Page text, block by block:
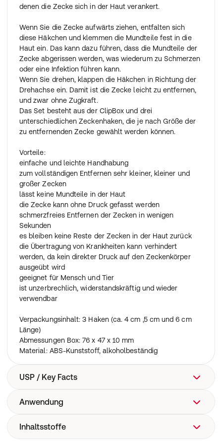
denen die Zecke sich in der Haut verankert.
Wenn Sie die Zecke aufwärts ziehen, entfalten sich
diese Häkchen und klemmen die Mundteile fest in die
Haut ein. Das kann dazu führen, dass die Mundteile der
Zecke abgerissen werden, was wiederum zu Schmerzen
oder eine Infektion führen kann.
Wenn Sie drehen, klappen die Häkchen in Richtung der
Drehachse ein. Damit ist die Zecke leicht zu entfernen,
und zwar ohne Zugkraft.
Das Set besteht aus der ClipBox und drei
unterschiedlichen Zeckenhaken, die je nach Größe der
zu entfernenden Zecke gewählt werden können.
Vorteile:
einfache und leichte Handhabung
zum vollständigen Entfernen sehr kleiner, kleiner und
großer Zecken
lässt keine Mundteile in der Haut
die Zecke kann ohne Druck gefasst werden
schmerzfreies Entfernen der Zecken in wenigen
Sekunden
es bleiben keine Reste der Zecken in der Haut zurück
die Übertragung von Krankheiten kann verhindert
werden, da kein direkter Druck auf den Zeckenkörper
ausgeübt wird
geeignet für Mensch und Tier
ist unzerbrechlich, widerstandskräftig und wieder
verwendbar
Verpackungsinhalt: 3 Haken (ca. 4 cm ,5 cm und 6 cm
Länge)
Abmessungen Box: 76 x 47 x 10 mm
Material: ABS-Kunststoff, alkoholbeständig
USP / Key Facts
Modernes und funktionelles Design
sicheren Aufbewahrung
Anwendung
Verwenden Sie für kleine bzw. sehr kleine frisch
Inhaltsstoffe